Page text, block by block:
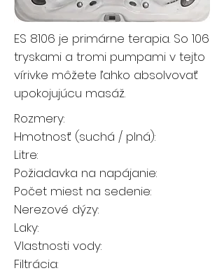
ES 8106 je primárne terapia. So 106
tryskami a tromi pumpami v tejto
vírivke môžete ľahko absolvovať
upokojujúcu masáž.
Rozmery:
Hmotnosť (suchá / plná):
Litre:
Požiadavka na napájanie:
Počet miest na sedenie:
Nerezové dýzy:
Laky:
Vlastnosti vody:
Filtrácia: